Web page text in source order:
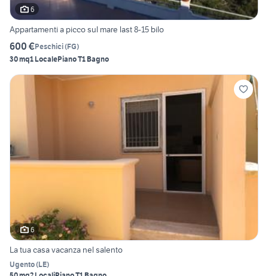
6
Appartamenti a picco sul mare last 8-15 bilo
600 €Peschici(FG)
30 mq1 LocalePiano T1 Bagno
6
La tua casa vacanza nel salento
Ugento(LE)